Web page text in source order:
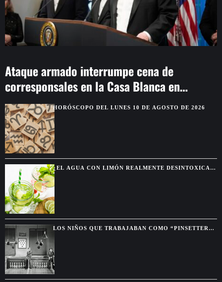
Ataque armado interrumpe cena de
corresponsales en la Casa Blanca en
WashingtonHORÓSCOPO DEL LUNES 10 DE AGOSTO DE 2026
¿EL AGUA CON LIMÓN REALMENTE DESINTOXICA
EL CUERPO?
LOS NIÑOS QUE TRABAJABAN COMO “PINSETTERS”